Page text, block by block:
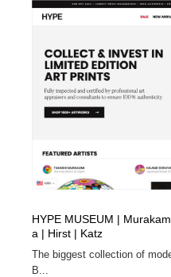
HYPE MUSEUM |
a | Hirst | Katz
The biggest collection of
B...